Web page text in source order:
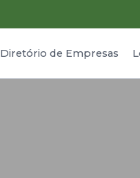
Diretório de Empresas